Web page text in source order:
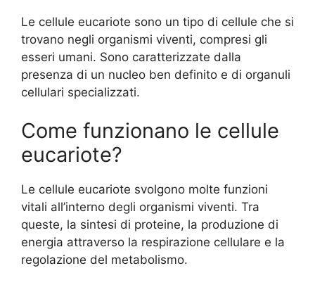
Le cellule eucariote sono un tipo di cellule che si
trovano negli organismi viventi, compresi gli
esseri umani. Sono caratterizzate dalla
presenza di un nucleo ben definito e di organuli
cellulari specializzati.
Come funzionano le cellule
eucariote?
Le cellule eucariote svolgono molte funzioni
vitali all’interno degli organismi viventi. Tra
queste, la sintesi di proteine, la produzione di
energia attraverso la respirazione cellulare e la
regolazione del metabolismo.